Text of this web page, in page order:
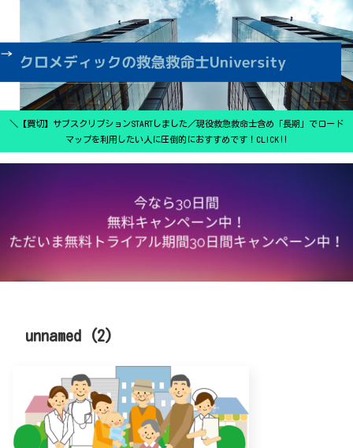
＼【買切】サブスクリプションSTARTしました／現役救急救命士含め「長期」でロード
マップを利用したい人に圧倒的におすすめです！CLICK‼
unnamed (2)